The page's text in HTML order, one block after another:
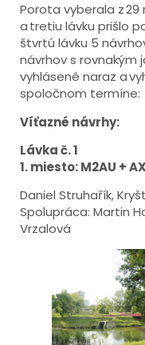
Porota vyberala z 29
a tretiu lávku prišlo
štvrtú lávku 5
návrhov s rovnakým
vyhlásené naraz a
spoločnom termíne:
Víťazné návrhy:
Lávka č. 1
1. miesto: M2AU +
Daniel Struhařík,
Spolupráca: Martin
Vrzalová